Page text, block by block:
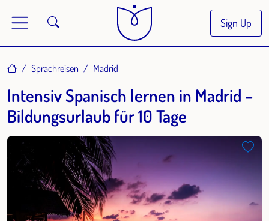
Sign Up
HomeSprachreisen Madrid
Intensiv Spanisch lernen in Madrid –
Bildungsurlaub für 10 Tage